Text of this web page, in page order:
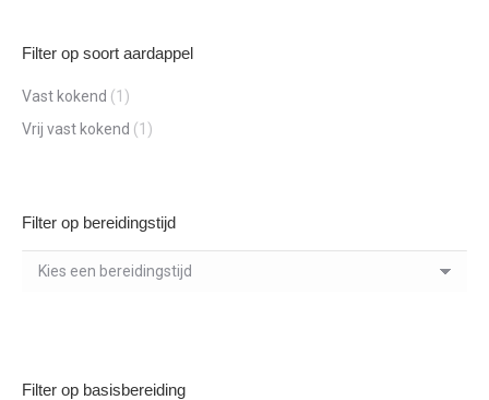
Filter op soort aardappel
Vast kokend (1)
Vrij vast kokend (1)
Filter op bereidingstijd
Filter op basisbereiding